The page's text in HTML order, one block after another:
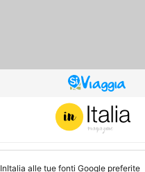
QUESTO
SITO
CONTRIBUISCE
ALL’AUDIENCE
DI
InItalia alle tue fonti Google preferite